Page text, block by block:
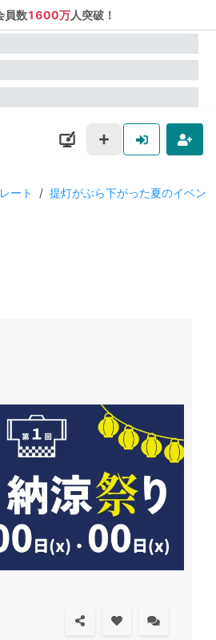
員数1600万人突破！
ート / 提灯がぶら下がった夏のイベン